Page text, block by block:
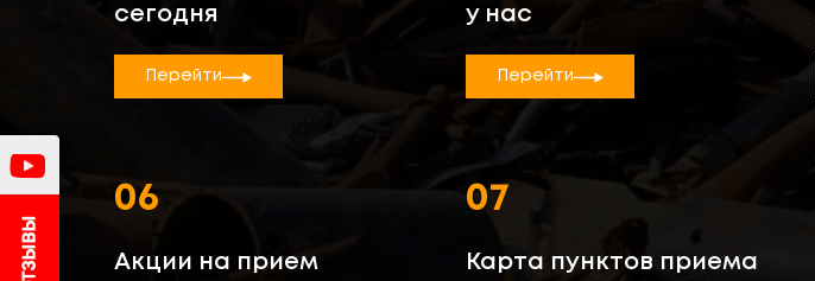
сегодня
Перейти
у нас
Перейти
06
Акции на прием
07
Карта пунктов приема